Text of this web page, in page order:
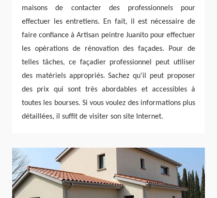
maisons de contacter des professionnels pour
effectuer les entretiens. En fait, il est nécessaire de
faire confiance à Artisan peintre Juanito pour effectuer
les opérations de rénovation des façades. Pour de
telles tâches, ce façadier professionnel peut utiliser
des matériels appropriés. Sachez qu'il peut proposer
des prix qui sont très abordables et accessibles à
toutes les bourses. Si vous voulez des informations plus
détaillées, il suffit de visiter son site Internet.